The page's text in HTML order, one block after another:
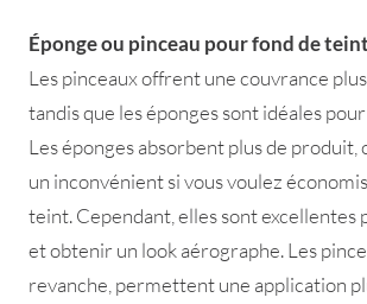
Éponge ou pinceau pour fond de
Les pinceaux offrent une couvrance
tandis que les éponges sont idéales
Les éponges absorbent plus de produit,
un inconvénient si vous voulez
teint. Cependant, elles sont excellentes
et obtenir un look aérographe. Les
revanche, permettent une application